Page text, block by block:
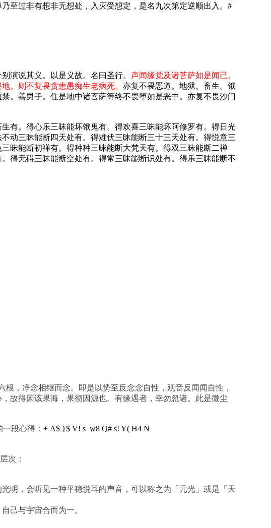
至过非有想非无想处，入灭受想定，是名九次第定逆顺出入。 #
演说其义。以是义故。名曰圣行。 声闻缘觉及诸菩萨如是闻已。
。则不复畏贪恚愚痴生老病死。 亦复不畏恶道。地狱。畜生。饿
。善男子。住是地中诸菩萨等终不畏堕如是恶中。亦复不畏沙门
有。得心乐三昧能坏饿鬼有。得欢喜三昧能坏阿修罗有。得日光
动三昧能断四天处有。得难伏三昧能断三十三天处有。得悦意三
昧能断初禅有。得种种三昧能断大梵天有。得双三昧能断二禅
得无碍三昧能断空处有。得常三昧能断识处有。得乐三昧能断不
，净念相继而念。即是以势至反念念自性，观音反闻闻自性，
故得因该果海，果彻因源也。有缘遇者，幸勿忽诸。此是微尘
段心得： + A$ }$ V! s w8 Q# s! Y( H4 N
次：
明，会听见一种平稳悦耳的声音，可以称之为「元光」或是「天
己与宇宙合而为一。